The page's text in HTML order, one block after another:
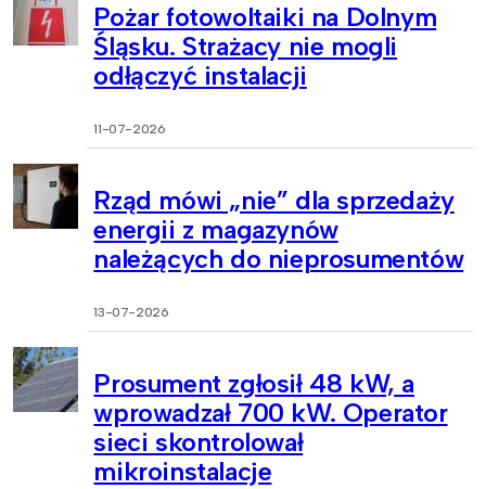
Pożar fotowoltaiki na Dolnym
Śląsku. Strażacy nie mogli
odłączyć instalacji
11-07-2026
Rząd mówi „nie” dla sprzedaży
energii z magazynów
należących do nieprosumentów
13-07-2026
Prosument zgłosił 48 kW, a
wprowadzał 700 kW. Operator
sieci skontrolował
mikroinstalacje